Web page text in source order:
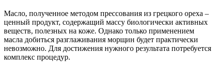
Масло, полученное методом прессования из грецкого ореха –
ценный продукт, содержащий массу биологически активных
веществ, полезных на коже. Однако только применением
масла добиться разглаживания морщин будет практически
невозможно. Для достижения нужного результата потребуется
комплекс процедур.